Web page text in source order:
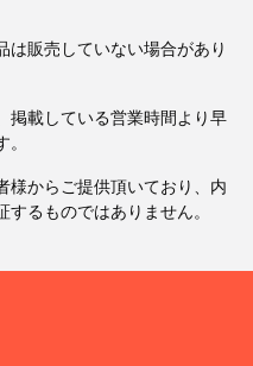
は販売していない場合があり
掲載している営業時間より早
様からご提供頂いており、内
るものではありません。